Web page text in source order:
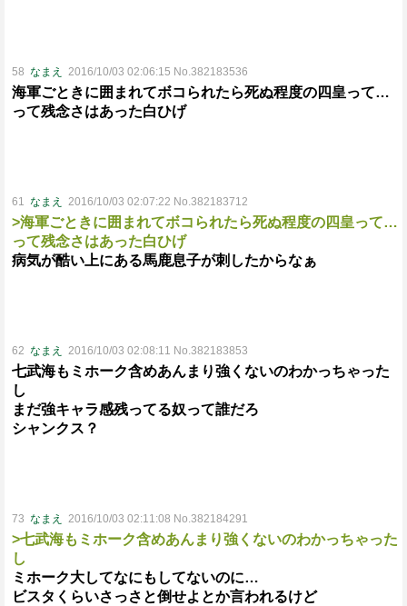
58 なまえ 2016/10/03 02:06:15 No.382183536
海軍ごときに囲まれてボコられたら死ぬ程度の四皇って…
って残念さはあった白ひげ
61 なまえ 2016/10/03 02:07:22 No.382183712
>海軍ごときに囲まれてボコられたら死ぬ程度の四皇って…
って残念さはあった白ひげ
病気が酷い上にある馬鹿息子が刺したからなぁ
62 なまえ 2016/10/03 02:08:11 No.382183853
七武海もミホーク含めあんまり強くないのわかっちゃった
し
まだ強キャラ感残ってる奴って誰だろ
シャンクス？
73 なまえ 2016/10/03 02:11:08 No.382184291
>七武海もミホーク含めあんまり強くないのわかっちゃった
し
ミホーク大してなにもしてないのに…
ビスタくらいさっさと倒せよとか言われるけど